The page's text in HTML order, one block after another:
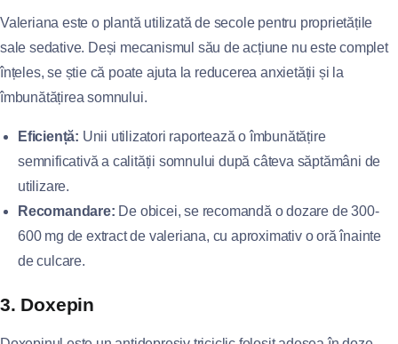
Valeriana este o plantă utilizată de secole pentru proprietățile
sale sedative. Deși mecanismul său de acțiune nu este complet
înțeles, se știe că poate ajuta la reducerea anxietății și la
îmbunătățirea somnului.
Eficiență: Unii utilizatori raportează o îmbunătățire
semnificativă a calității somnului după câteva săptămâni de
utilizare.
Recomandare: De obicei, se recomandă o dozare de 300-
600 mg de extract de valeriana, cu aproximativ o oră înainte
de culcare.
3. Doxepin